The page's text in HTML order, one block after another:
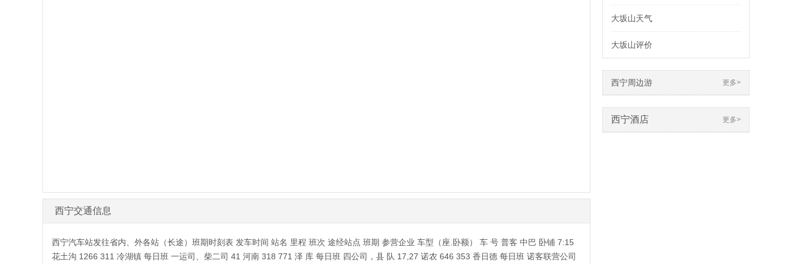
西宁交通信息
西宁汽车站发往省内、外各站（长途）班期时刻表 发车时间 站名 里程 班次 途经站点 班期 参营企业 车型（座.卧额） 车 号 普客 中巴 卧铺 7:15
花土沟 1266 311 冷湖镇 每日班 一运司、柴二司 41 河南 318 771 泽 库 每日班 四公司，县 队 17,27 诺农 646 353 香日德 每日班 诺客联营公司
大坂山天气
大坂山评价
更多>
西宁周边游
更多>
西宁酒店